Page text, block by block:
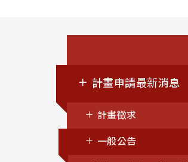
計畫申請最新消息
計畫徵求
一般公告